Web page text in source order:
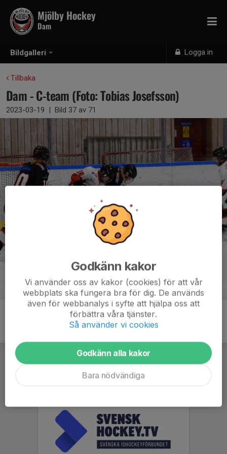
Bildgalleri Logga in
Mjölby Hockey
Dam
Tillbaka
Dam - C-team (Foto: Tobias Josefsson)
2023-03-19 | Bild 37 av 71
Godkänn kakor
Vi använder oss av kakor (cookies) för att vår
webbplats ska fungera bra för dig. De används
även för webbanalys i syfte att hjälpa oss att
förbättra våra tjänster.
Så använder vi cookies
Godkänn alla kakor
Bara nödvändiga